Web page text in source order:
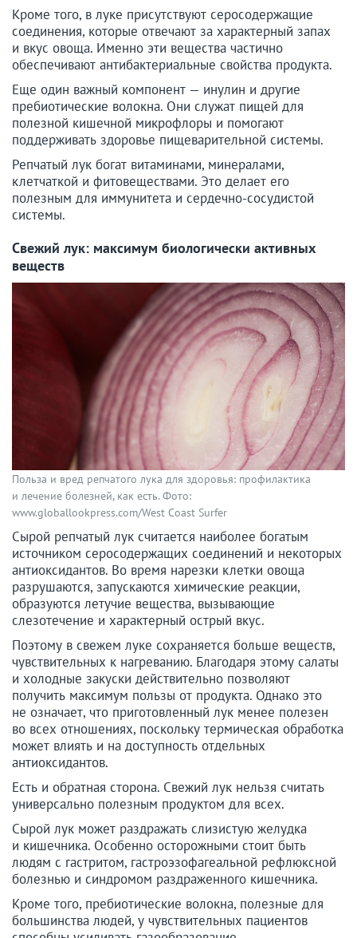
Кроме того, в луке присутствуют серосодержащие
соединения, которые отвечают за характерный запах
и вкус овоща. Именно эти вещества частично
обеспечивают антибактериальные свойства продукта.
Еще один важный компонент — инулин и другие
пребиотические волокна. Они служат пищей для
полезной кишечной микрофлоры и помогают
поддерживать здоровье пищеварительной системы.
Репчатый лук богат витаминами, минералами,
клетчаткой и фитовеществами. Это делает его
полезным для иммунитета и сердечно-сосудистой
системы.
Свежий лук: максимум биологически активных
веществ
Польза и вред репчатого лука для здоровья: профилактика
и лечение болезней, как есть. Фото:
www.globallookpress.com/West Coast Surfer
Сырой репчатый лук считается наиболее богатым
источником серосодержащих соединений и некоторых
антиоксидантов. Во время нарезки клетки овоща
разрушаются, запускаются химические реакции,
образуются летучие вещества, вызывающие
слезотечение и характерный острый вкус.
Поэтому в свежем луке сохраняется больше веществ,
чувствительных к нагреванию. Благодаря этому салаты
и холодные закуски действительно позволяют
получить максимум пользы от продукта. Однако это
не означает, что приготовленный лук менее полезен
во всех отношениях, поскольку термическая обработка
может влиять и на доступность отдельных
антиоксидантов.
Есть и обратная сторона. Свежий лук нельзя считать
универсально полезным продуктом для всех.
Сырой лук может раздражать слизистую желудка
и кишечника. Особенно осторожными стоит быть
людям с гастритом, гастроэзофагеальной рефлюксной
болезнью и синдромом раздраженного кишечника.
Кроме того, пребиотические волокна, полезные для
большинства людей, у чувствительных пациентов